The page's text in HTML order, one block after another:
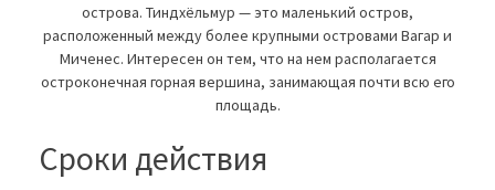
острова. Тиндхёльмур — это маленький остров,
расположенный между более крупными островами Вагар и
Миченес. Интересен он тем, что на нем располагается
остроконечная горная вершина, занимающая почти всю его
площадь.
Сроки действия